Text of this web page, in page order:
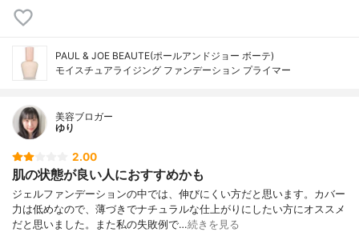
PAUL & JOE BEAUTE(ポールアンドジョー ボーテ)
モイスチュアライジング ファンデーション プライマー
美容ブロガー
ゆり
2.00
肌の状態が良い人におすすめかも
ジェルファンデーションの中では、伸びにくい方だと思います。カバー
力は低めなので、薄づきでナチュラルな仕上がりにしたい方にオススメ
だと思いました。また私の失敗例で…続きを見る